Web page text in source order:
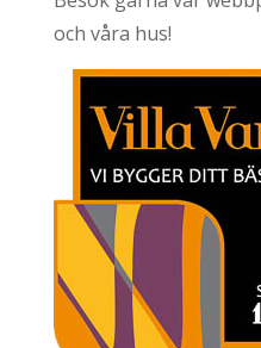
och våra hus!